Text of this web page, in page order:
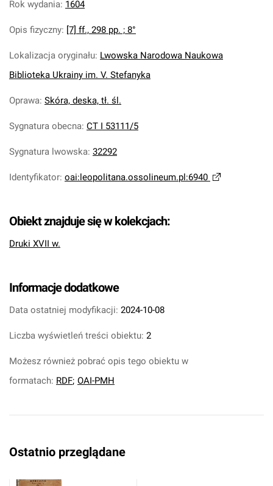
Rok wydania: 1604
Opis fizyczny: [7] ff., 298 pp. ; 8°
Lokalizacja oryginału: Lwowska Narodowa Naukowa
Biblioteka Ukrainy im. V. Stefanyka
Oprawa: Skóra, deska, tł. śl.
Sygnatura obecna: CT I 53111/5
Sygnatura lwowska: 32292
Identyfikator: oai:leopolitana.ossolineum.pl:6940
Obiekt znajduje się w kolekcjach:
Druki XVII w.
Informacje dodatkowe
Data ostatniej modyfikacji: 2024-10-08
Liczba wyświetleń treści obiektu: 2
Możesz również pobrać opis tego obiektu w
formatach: RDF; OAI-PMH
Ostatnio przeglądane